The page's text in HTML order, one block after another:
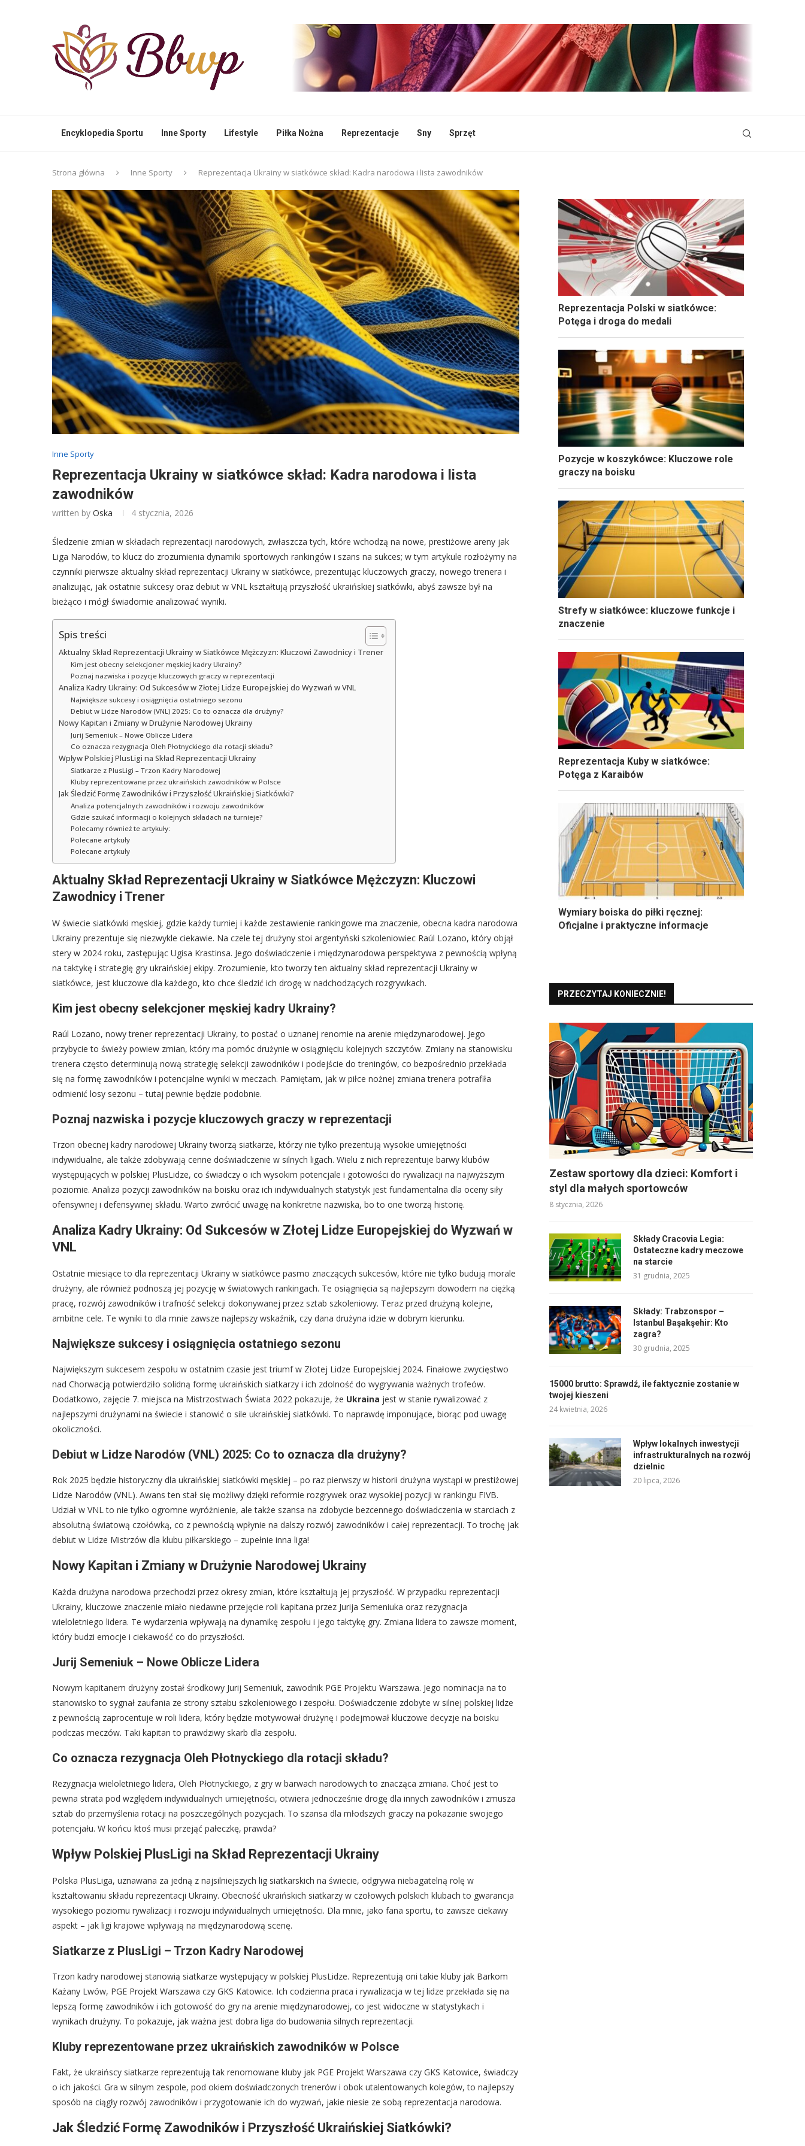
Encyklopedia Sportu Inne Sporty Lifestyle Piłka Nożna Reprezentacje Sny Sprzęt
Strona główna Inne Sporty Reprezentacja Ukrainy w siatkówce skład: Kadra narodowa i lista zawodników
Inne Sporty
Reprezentacja Ukrainy w siatkówce skład: Kadra narodowa i lista
zawodników
written by Oska 4 stycznia, 2026
Śledzenie zmian w składach reprezentacji narodowych, zwłaszcza tych, które wchodzą na nowe, prestiżowe areny jak
Liga Narodów, to klucz do zrozumienia dynamiki sportowych rankingów i szans na sukces; w tym artykule rozłożymy na
czynniki pierwsze aktualny skład reprezentacji Ukrainy w siatkówce, prezentując kluczowych graczy, nowego trenera i
analizując, jak ostatnie sukcesy oraz debiut w VNL kształtują przyszłość ukraińskiej siatkówki, abyś zawsze był na
bieżąco i mógł świadomie analizować wyniki.
Spis treści
Aktualny Skład Reprezentacji Ukrainy w Siatkówce Mężczyzn: Kluczowi Zawodnicy i Trener
Kim jest obecny selekcjoner męskiej kadry Ukrainy?
Poznaj nazwiska i pozycje kluczowych graczy w reprezentacji
Analiza Kadry Ukrainy: Od Sukcesów w Złotej Lidze Europejskiej do Wyzwań w VNL
Największe sukcesy i osiągnięcia ostatniego sezonu
Debiut w Lidze Narodów (VNL) 2025: Co to oznacza dla drużyny?
Nowy Kapitan i Zmiany w Drużynie Narodowej Ukrainy
Jurij Semeniuk – Nowe Oblicze Lidera
Co oznacza rezygnacja Oleh Płotnyckiego dla rotacji składu?
Wpływ Polskiej PlusLigi na Skład Reprezentacji Ukrainy
Siatkarze z PlusLigi – Trzon Kadry Narodowej
Kluby reprezentowane przez ukraińskich zawodników w Polsce
Jak Śledzić Formę Zawodników i Przyszłość Ukraińskiej Siatkówki?
Analiza potencjalnych zawodników i rozwoju zawodników
Gdzie szukać informacji o kolejnych składach na turnieje?
Polecamy również te artykuły:
Polecane artykuły
Polecane artykuły
Aktualny Skład Reprezentacji Ukrainy w Siatkówce Mężczyzn: Kluczowi
Zawodnicy i Trener
W świecie siatkówki męskiej, gdzie każdy turniej i każde zestawienie rankingowe ma znaczenie, obecna kadra narodowa
Ukrainy prezentuje się niezwykle ciekawie. Na czele tej drużyny stoi argentyński szkoleniowiec Raúl Lozano, który objął
stery w 2024 roku, zastępując Ugisa Krastinsa. Jego doświadczenie i międzynarodowa perspektywa z pewnością wpłyną
na taktykę i strategię gry ukraińskiej ekipy. Zrozumienie, kto tworzy ten aktualny skład reprezentacji Ukrainy w
siatkówce, jest kluczowe dla każdego, kto chce śledzić ich drogę w nadchodzących rozgrywkach.
Kim jest obecny selekcjoner męskiej kadry Ukrainy?
Raúl Lozano, nowy trener reprezentacji Ukrainy, to postać o uznanej renomie na arenie międzynarodowej. Jego
przybycie to świeży powiew zmian, który ma pomóc drużynie w osiągnięciu kolejnych szczytów. Zmiany na stanowisku
trenera często determinują nową strategię selekcji zawodników i podejście do treningów, co bezpośrednio przekłada
się na formę zawodników i potencjalne wyniki w meczach. Pamiętam, jak w piłce nożnej zmiana trenera potrafiła
odmienić losy sezonu – tutaj pewnie będzie podobnie.
Poznaj nazwiska i pozycje kluczowych graczy w reprezentacji
Trzon obecnej kadry narodowej Ukrainy tworzą siatkarze, którzy nie tylko prezentują wysokie umiejętności
indywidualne, ale także zdobywają cenne doświadczenie w silnych ligach. Wielu z nich reprezentuje barwy klubów
występujących w polskiej PlusLidze, co świadczy o ich wysokim potencjale i gotowości do rywalizacji na najwyższym
poziomie. Analiza pozycji zawodników na boisku oraz ich indywidualnych statystyk jest fundamentalna dla oceny siły
ofensywnej i defensywnej składu. Warto zwrócić uwagę na konkretne nazwiska, bo to one tworzą historię.
Analiza Kadry Ukrainy: Od Sukcesów w Złotej Lidze Europejskiej do Wyzwań w
VNL
Ostatnie miesiące to dla reprezentacji Ukrainy w siatkówce pasmo znaczących sukcesów, które nie tylko budują morale
drużyny, ale również podnoszą jej pozycję w światowych rankingach. Te osiągnięcia są najlepszym dowodem na ciężką
pracę, rozwój zawodników i trafność selekcji dokonywanej przez sztab szkoleniowy. Teraz przed drużyną kolejne,
ambitne cele. Te wyniki to dla mnie zawsze najlepszy wskaźnik, czy dana drużyna idzie w dobrym kierunku.
Największe sukcesy i osiągnięcia ostatniego sezonu
Największym sukcesem zespołu w ostatnim czasie jest triumf w Złotej Lidze Europejskiej 2024. Finałowe zwycięstwo
nad Chorwacją potwierdziło solidną formę ukraińskich siatkarzy i ich zdolność do wygrywania ważnych trofeów.
Dodatkowo, zajęcie 7. miejsca na Mistrzostwach Świata 2022 pokazuje, że Ukraina jest w stanie rywalizować z
najlepszymi drużynami na świecie i stanowić o sile ukraińskiej siatkówki. To naprawdę imponujące, biorąc pod uwagę
okoliczności.
Debiut w Lidze Narodów (VNL) 2025: Co to oznacza dla drużyny?
Rok 2025 będzie historyczny dla ukraińskiej siatkówki męskiej – po raz pierwszy w historii drużyna wystąpi w prestiżowej
Lidze Narodów (VNL). Awans ten stał się możliwy dzięki reformie rozgrywek oraz wysokiej pozycji w rankingu FIVB.
Udział w VNL to nie tylko ogromne wyróżnienie, ale także szansa na zdobycie bezcennego doświadczenia w starciach z
absolutną światową czołówką, co z pewnością wpłynie na dalszy rozwój zawodników i całej reprezentacji. To trochę jak
debiut w Lidze Mistrzów dla klubu piłkarskiego – zupełnie inna liga!
Nowy Kapitan i Zmiany w Drużynie Narodowej Ukrainy
Każda drużyna narodowa przechodzi przez okresy zmian, które kształtują jej przyszłość. W przypadku reprezentacji
Ukrainy, kluczowe znaczenie miało niedawne przejęcie roli kapitana przez Jurija Semeniuka oraz rezygnacja
wieloletniego lidera. Te wydarzenia wpływają na dynamikę zespołu i jego taktykę gry. Zmiana lidera to zawsze moment,
który budzi emocje i ciekawość co do przyszłości.
Jurij Semeniuk – Nowe Oblicze Lidera
Nowym kapitanem drużyny został środkowy Jurij Semeniuk, zawodnik PGE Projektu Warszawa. Jego nominacja na to
stanowisko to sygnał zaufania ze strony sztabu szkoleniowego i zespołu. Doświadczenie zdobyte w silnej polskiej lidze
z pewnością zaprocentuje w roli lidera, który będzie motywował drużynę i podejmował kluczowe decyzje na boisku
podczas meczów. Taki kapitan to prawdziwy skarb dla zespołu.
Co oznacza rezygnacja Oleh Płotnyckiego dla rotacji składu?
Rezygnacja wieloletniego lidera, Oleh Płotnyckiego, z gry w barwach narodowych to znacząca zmiana. Choć jest to
pewna strata pod względem indywidualnych umiejętności, otwiera jednocześnie drogę dla innych zawodników i zmusza
sztab do przemyślenia rotacji na poszczególnych pozycjach. To szansa dla młodszych graczy na pokazanie swojego
potencjału. W końcu ktoś musi przejąć pałeczkę, prawda?
Wpływ Polskiej PlusLigi na Skład Reprezentacji Ukrainy
Polska PlusLiga, uznawana za jedną z najsilniejszych lig siatkarskich na świecie, odgrywa niebagatelną rolę w
kształtowaniu składu reprezentacji Ukrainy. Obecność ukraińskich siatkarzy w czołowych polskich klubach to gwarancja
wysokiego poziomu rywalizacji i rozwoju indywidualnych umiejętności. Dla mnie, jako fana sportu, to zawsze ciekawy
aspekt – jak ligi krajowe wpływają na międzynarodową scenę.
Siatkarze z PlusLigi – Trzon Kadry Narodowej
Trzon kadry narodowej stanowią siatkarze występujący w polskiej PlusLidze. Reprezentują oni takie kluby jak Barkom
Każany Lwów, PGE Projekt Warszawa czy GKS Katowice. Ich codzienna praca i rywalizacja w tej lidze przekłada się na
lepszą formę zawodników i ich gotowość do gry na arenie międzynarodowej, co jest widoczne w statystykach i
wynikach drużyny. To pokazuje, jak ważna jest dobra liga do budowania silnych reprezentacji.
Kluby reprezentowane przez ukraińskich zawodników w Polsce
Fakt, że ukraińscy siatkarze reprezentują tak renomowane kluby jak PGE Projekt Warszawa czy GKS Katowice, świadczy
o ich jakości. Gra w silnym zespole, pod okiem doświadczonych trenerów i obok utalentowanych kolegów, to najlepszy
sposób na ciągły rozwój zawodników i przygotowanie ich do wyzwań, jakie niesie ze sobą reprezentacja narodowa.
Jak Śledzić Formę Zawodników i Przyszłość Ukraińskiej Siatkówki?
Reprezentacja Polski w siatkówce:
Potęga i droga do medali
Pozycje w koszykówce: Kluczowe role
graczy na boisku
Strefy w siatkówce: kluczowe funkcje i
znaczenie
Reprezentacja Kuby w siatkówce:
Potęga z Karaibów
Wymiary boiska do piłki ręcznej:
Oficjalne i praktyczne informacje
PRZECZYTAJ KONIECZNIE!
Zestaw sportowy dla dzieci: Komfort i
styl dla małych sportowców
8 stycznia, 2026
Składy Cracovia Legia:
Ostateczne kadry meczowe
na starcie
31 grudnia, 2025
Składy: Trabzonspor –
Istanbul Başakşehir: Kto
zagra?
30 grudnia, 2025
15000 brutto: Sprawdź, ile faktycznie zostanie w
twojej kieszeni
24 kwietnia, 2026
Wpływ lokalnych inwestycji
infrastrukturalnych na rozwój
dzielnic
20 lipca, 2026